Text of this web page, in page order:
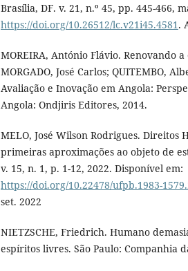
Brasília, DF. v. 21, n.º 45, pp. 445-466,
https://doi.org/10.26512/lc.v21i45.4581 .
MOREIRA, António Flávio. Renovando
MORGADO, José Carlos; QUITEMBO,
Avaliação e Inovação em Angola:
Angola: Ondjiris Editores, 2014.
MELO, José Wilson Rodrigues. Direitos
primeiras aproximações ao objeto de
v. 15, n. 1, p. 1-12, 2022. Disponível em:
https://doi.org/10.22478/ufpb.1983-
set. 2022
NIETZSCHE, Friedrich. Humano
espíritos livres. São Paulo: Companhia